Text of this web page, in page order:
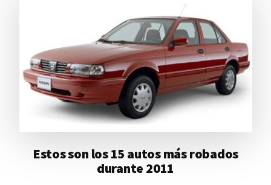
Estos son los 15 autos más robados
durante 2011